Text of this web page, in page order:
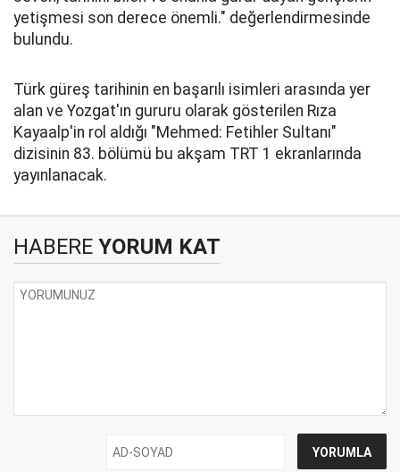
yetişmesi son derece önemli." değerlendirmesinde
bulundu.
Türk güreş tarihinin en başarılı isimleri arasında yer
alan ve Yozgat'ın gururu olarak gösterilen Rıza
Kayaalp'in rol aldığı "Mehmed: Fetihler Sultanı"
dizisinin 83. bölümü bu akşam TRT 1 ekranlarında
yayınlanacak.
HABERE YORUM KAT